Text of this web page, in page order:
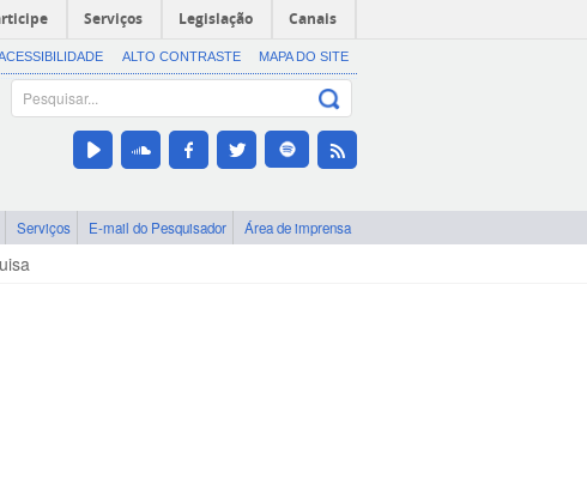
Serviços Legislação Canais
ALTO CONTRASTE MAPA DO SITE
Serviços E-mail do Pesquisador Área de imprensa